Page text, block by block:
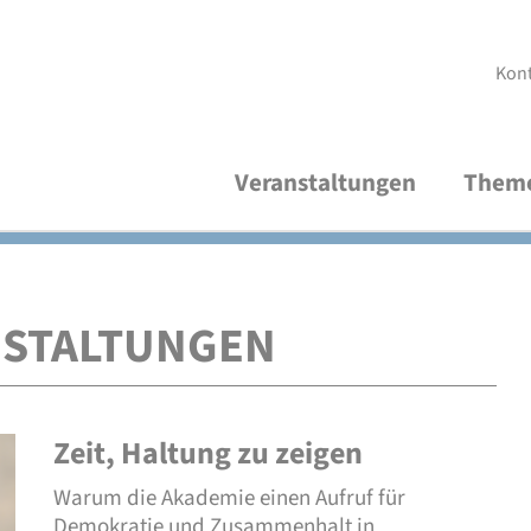
Veranstaltungen
Aktuelle Veranstaltungen
Demokratische Kultur und Bildung
Über uns
Freundeskreis
Zeit, Haltung zu zeigen
Warum die Akademie einen Aufruf für